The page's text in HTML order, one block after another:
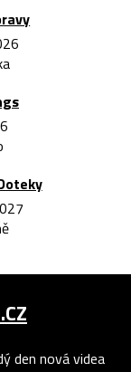
den nová videa